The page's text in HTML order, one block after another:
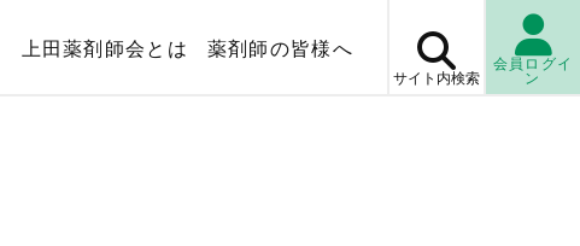
上田薬剤師会とは 薬剤師の皆様へ
サイト内検索
会員ログイ
ン